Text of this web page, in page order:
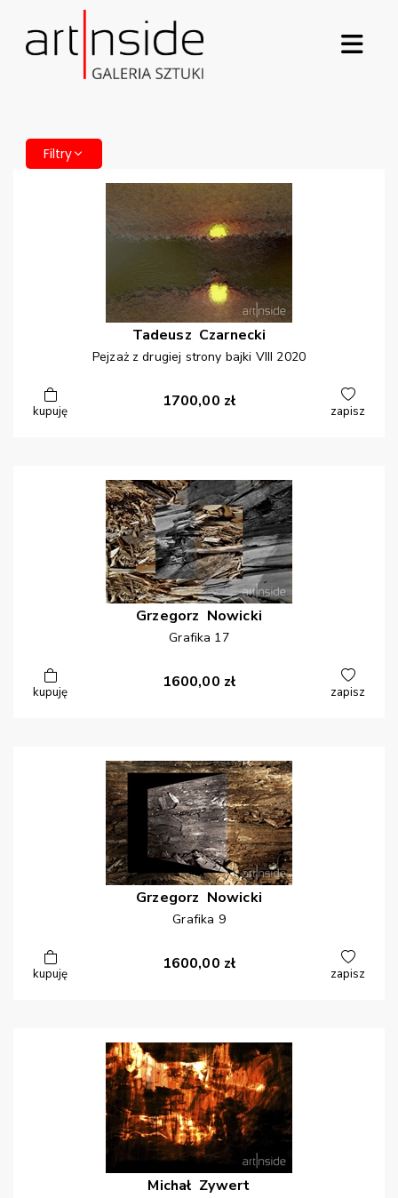
Filtry
Tadeusz Czarnecki
Pejzaż z drugiej strony bajki VIII 2020
kupuję
1700,00 zł
zapisz
Grzegorz Nowicki
Grafika 17
kupuję
1600,00 zł
zapisz
Grzegorz Nowicki
Grafika 9
kupuję
1600,00 zł
zapisz
Michał Zywert